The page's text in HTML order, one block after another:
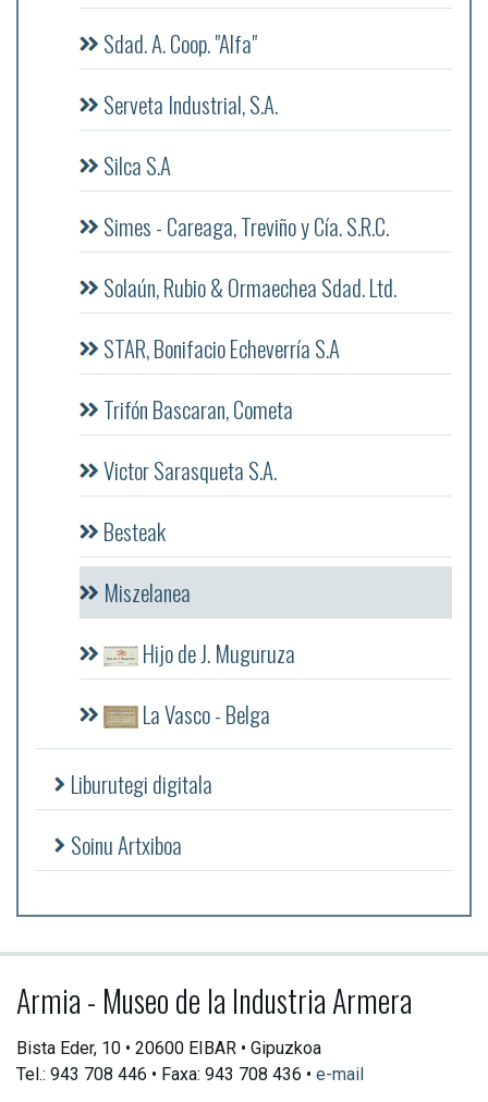
Sdad. A. Coop. "Alfa"
Serveta Industrial, S.A.
Silca S.A
Simes - Careaga, Treviño y Cía. S.R.C.
Solaún, Rubio & Ormaechea Sdad. Ltd.
STAR, Bonifacio Echeverría S.A
Trifón Bascaran, Cometa
Victor Sarasqueta S.A.
Besteak
Miszelanea
Hijo de J. Muguruza
La Vasco - Belga
Liburutegi digitala
Soinu Artxiboa
Armia - Museo de la Industria Armera
Bista Eder, 10 • 20600 EIBAR • Gipuzkoa
Tel.: 943 708 446 • Faxa: 943 708 436 • e-mail